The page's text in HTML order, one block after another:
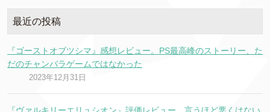
最近の投稿
『ゴーストオブツシマ』感想レビュー。PS最高峰のストーリー、た
だのチャンバラゲームではなかった
2023年12月31日